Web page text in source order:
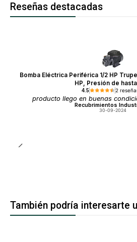
Reseñas destacadas
Bomba Eléctrica Periférica 1/2 HP
HP, Presión de
4.5 2
producto llego en buenas
Recubrimientos
30-09-2024
También podría interesarte